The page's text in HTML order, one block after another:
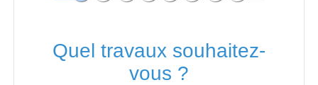
Quel travaux souhaitez-
vous ?